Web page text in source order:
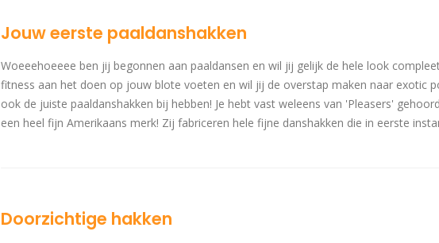
Jouw eerste paaldanshakken
Woeeehoeeee ben jij begonnen aan paaldansen en wil jij gelijk de hele look
fitness aan het doen op jouw blote voeten en wil jij de overstap maken naar exotic
ook de juiste paaldanshakken bij hebben! Je hebt vast weleens van 'Pleasers'
een heel fijn Amerikaans merk! Zij fabriceren hele fijne danshakken die in eerste
Doorzichtige hakken